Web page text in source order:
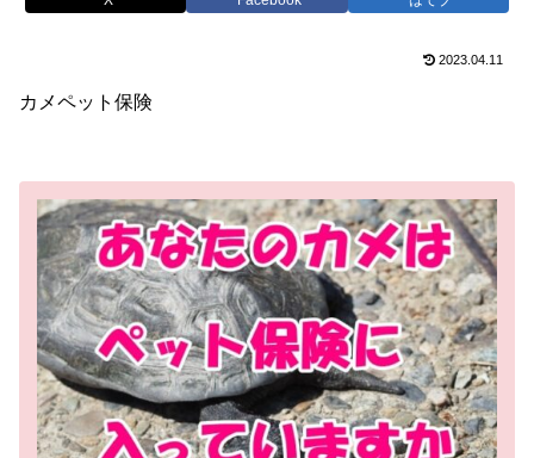
2023.04.11
カメペット保険